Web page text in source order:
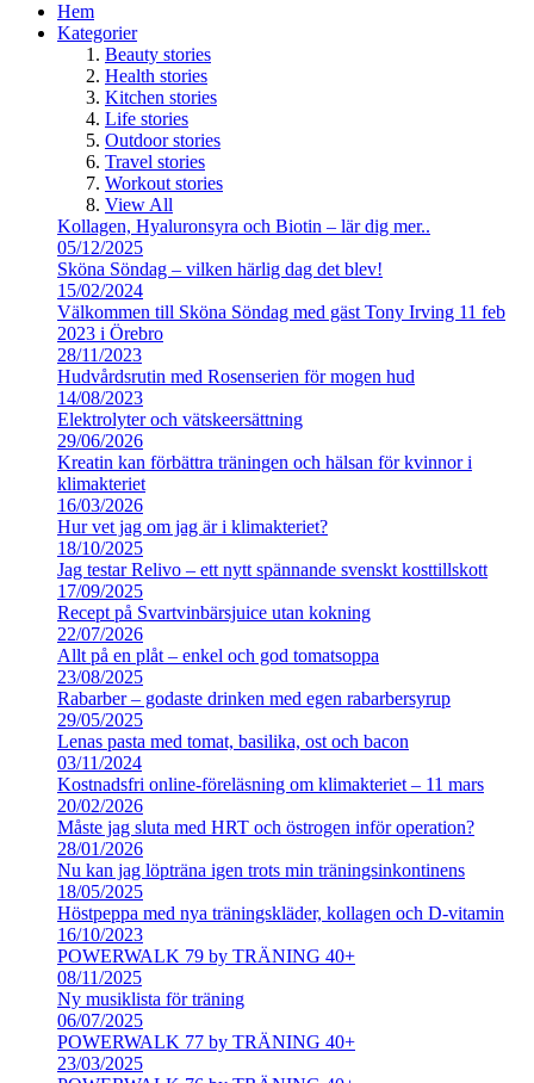
Hem
Kategorier
Beauty stories
Health stories
Kitchen stories
Life stories
Outdoor stories
Travel stories
Workout stories
View All
Kollagen, Hyaluronsyra och Biotin – lär dig mer..
05/12/2025
Sköna Söndag – vilken härlig dag det blev!
15/02/2024
Välkommen till Sköna Söndag med gäst Tony Irving 11 feb
2023 i Örebro
28/11/2023
Hudvårdsrutin med Rosenserien för mogen hud
14/08/2023
Elektrolyter och vätskeersättning
29/06/2026
Kreatin kan förbättra träningen och hälsan för kvinnor i
klimakteriet
16/03/2026
Hur vet jag om jag är i klimakteriet?
18/10/2025
Jag testar Relivo – ett nytt spännande svenskt kosttillskott
17/09/2025
Recept på Svartvinbärsjuice utan kokning
22/07/2026
Allt på en plåt – enkel och god tomatsoppa
23/08/2025
Rabarber – godaste drinken med egen rabarbersyrup
29/05/2025
Lenas pasta med tomat, basilika, ost och bacon
03/11/2024
Kostnadsfri online-föreläsning om klimakteriet – 11 mars
20/02/2026
Måste jag sluta med HRT och östrogen inför operation?
28/01/2026
Nu kan jag löpträna igen trots min träningsinkontinens
18/05/2025
Höstpeppa med nya träningskläder, kollagen och D-vitamin
16/10/2023
POWERWALK 79 by TRÄNING 40+
08/11/2025
Ny musiklista för träning
06/07/2025
POWERWALK 77 by TRÄNING 40+
23/03/2025